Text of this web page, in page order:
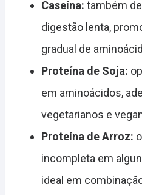
Caseína: também
digestão lenta,
gradual de
Proteína de Soja:
em aminoácidos,
vegetarianos e
Proteína de Arroz:
incompleta em
ideal em